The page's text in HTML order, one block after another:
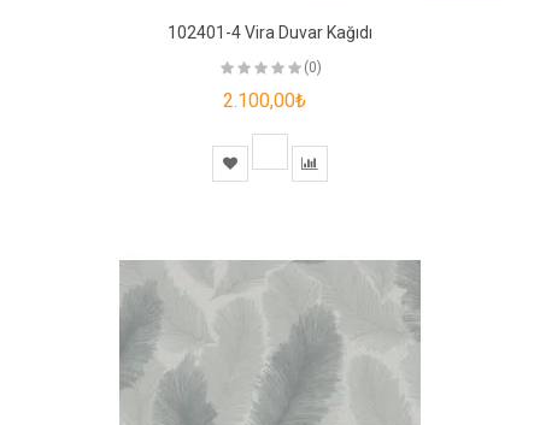
102401-4 Vira Duvar Kağıdı
(0)
2.100,00₺